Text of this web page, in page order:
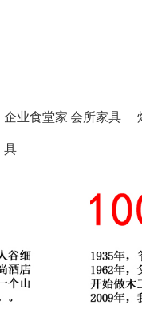
企业食堂家
具
会所家具